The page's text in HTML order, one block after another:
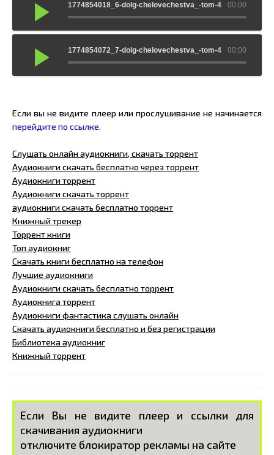
00:00
1774854018_6-dolg-chelovechestva_-tom-4
00:00
1774854072_7-dolg-chelovechestva_-tom-4
Если вы не видите плеер или прослушивание не начинается
перейдите по ссылке.
Слушать онлайн аудиокниги, скачать торрент
Аудиокниги скачать бесплатно через торрент
Аудиокниги торрент
Аудиокниги скачать торрент
аудиокниги скачать бесплатно торрент
Книжный трекер
Торрент книги
Топ аудиокниг
Скачать книги бесплатно на телефон
Лучшие аудиокниги
Аудиокниги скачать бесплатно торрент
Аудиокнига торрент
Аудиокниги фантастика слушать онлайн
Скачать аудиокниги бесплатно и без регистрации
Библиотека аудиокниг
Книжный торрент
Если Вы не видите плеер и ссылки для
скачивания аудиокниги
отключите блокиратор рекламы на сайте